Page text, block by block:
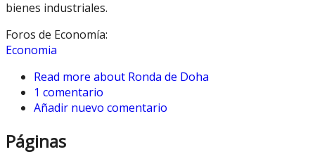
bienes industriales.
Foros de Economía:
Economia
Read more about Ronda de Doha
1 comentario
Añadir nuevo comentario
Páginas